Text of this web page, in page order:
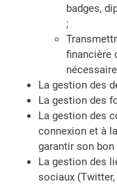
badges,
;
financière
La gestion des
La gestion des
La gestion des
connexion et à
garantir son
La gestion des
sociaux (Twitter,